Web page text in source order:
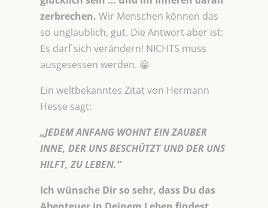
zerbrechen. Wir Menschen können das
so unglaublich, gut. Die Antwort aber ist:
Es darf sich verändern! NICHTS muss
ausgesessen werden. 😀
Ein weltbekanntes Zitat von Hermann
Hesse sagt:
„JEDEM ANFANG WOHNT EIN ZAUBER
INNE, DER UNS BESCHÜTZT UND DER UNS
HILFT, ZU LEBEN.“
Ich wünsche Dir so sehr, dass Du das